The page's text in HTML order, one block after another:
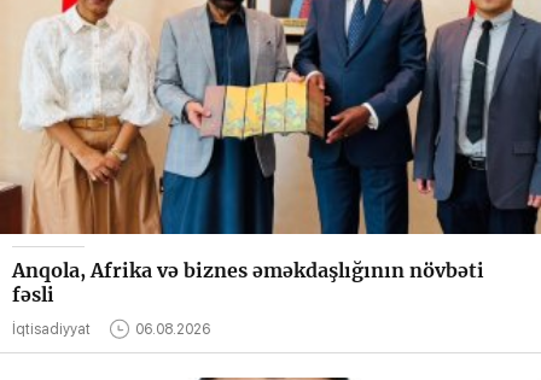
Anqola, Afrika və biznes əməkdaşlığının növbəti
fəsli
İqtisadiyyat 06.08.2026